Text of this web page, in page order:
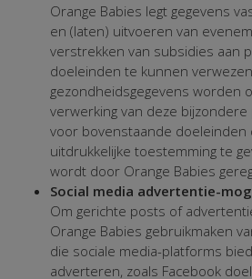
Orange Babies legt gegevens
en (laten) uitvoeren van
verstrekken van subsidies aan
doeleinden te kunnen
gezondheidsgegevens worden
verwerking van deze
voor bovenstaande doeleinden
uitdrukkelijke toestemming te
wordt door Orange Babies
Social media advertentie-
Om gerichte posts of
Orange Babies gebruikmaken
die sociale media-platforms
adverteren, zoals Facebook